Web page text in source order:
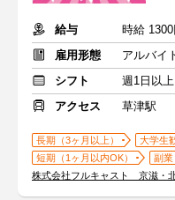
給与
時給
雇用形態
アルバイ
シフト
週1日以上
アクセス
草津駅
長期（3ヶ月以上） 大学生
短期（1ヶ月以内OK）
副業
株式会社フルキャスト 京滋・